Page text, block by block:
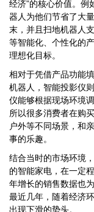
经济”的核心价值。
器人为他们节省了大
末，并且扫地机器人
等智能化、个性化的
理想化目标。
相对于凭借产品功能
机器人，智能投影仪
仪能够根据现场环境
所以很多消费者在购
户外等不同场景，和
事的乐趣。
结合当时的市场环境
的智能家电，在一定
年增长的销售数据也
最近几年，随着经济
出现下滑的势头。